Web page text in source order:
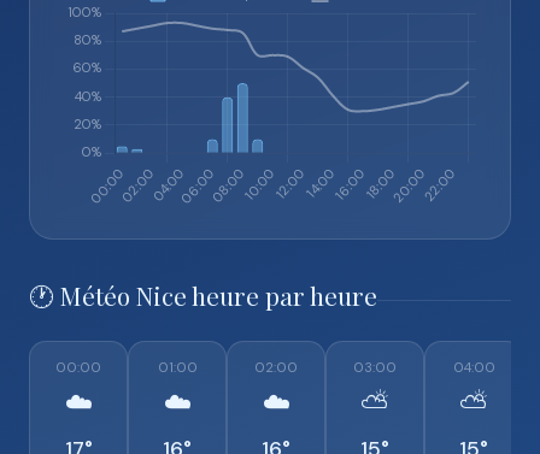
🕐 Météo Nice heure par heure
00:00
☁️
01:00
☁️
02:00
☁️
03:00
⛅
04:00
⛅